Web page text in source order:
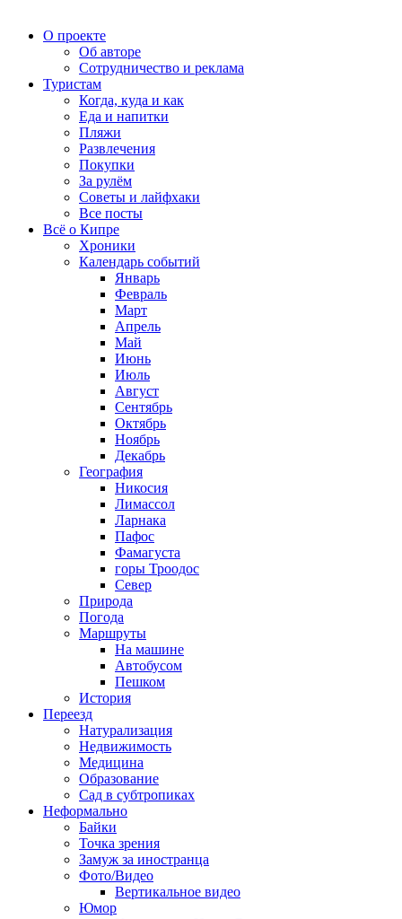
О проекте
Об авторе
Сотрудничество и реклама
Туристам
Когда, куда и как
Еда и напитки
Пляжи
Развлечения
Покупки
За рулём
Советы и лайфхаки
Все посты
Всё о Кипре
Хроники
Календарь событий
Январь
Февраль
Март
Апрель
Май
Июнь
Июль
Август
Сентябрь
Октябрь
Ноябрь
Декабрь
География
Никосия
Лимассол
Ларнака
Пафос
Фамагуста
горы Троодос
Север
Природа
Погода
Маршруты
На машине
Автобусом
Пешком
История
Переезд
Натурализация
Недвижимость
Медицина
Образование
Сад в субтропиках
Неформально
Байки
Точка зрения
Замуж за иностранца
Фото/Видео
Вертикальное видео
Юмор